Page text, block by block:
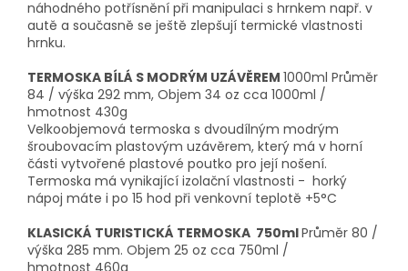
náhodného potřísnění při manipulaci s hrnkem např. v
autě a současně se ještě zlepšují termické vlastnosti
hrnku.
TERMOSKA BÍLÁ S MODRÝM UZÁVĚREM 1000ml Průměr
84 / výška 292 mm, Objem 34 oz cca 1000ml /
hmotnost 430g
Velkoobjemová termoska s dvoudílným modrým
šroubovacím plastovým uzávěrem, který má v horní
části vytvořené plastové poutko pro její nošení.
Termoska má vynikající izolační vlastnosti - horký
nápoj máte i po 15 hod při venkovní teplotě +5°C
KLASICKÁ TURISTICKÁ TERMOSKA 750mlPrůměr 80 /
výška 285 mm. Objem 25 oz cca 750ml /